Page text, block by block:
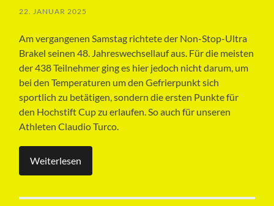
22. JANUAR 2025
Am vergangenen Samstag richtete der Non-Stop-Ultra
Brakel seinen 48. Jahreswechsellauf aus. Für die meisten
der 438 Teilnehmer ging es hier jedoch nicht darum, um
bei den Temperaturen um den Gefrierpunkt sich
sportlich zu betätigen, sondern die ersten Punkte für
den Hochstift Cup zu erlaufen. So auch für unseren
Athleten Claudio Turco.
Weiterlesen